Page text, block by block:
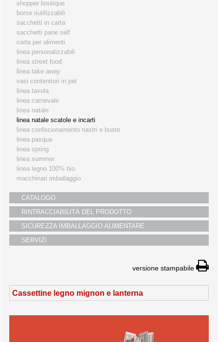
i partners
servizio clienti
fiere
shopper boutique
borse riutilizzabili
sacchetti in carta
sacchetti pane self
carta per alimenti
linea personalizzabili
linea street food
linea take away
vasi contenitori in pet
linea tavola
linea carnevale
linea natale
linea natale scatole e incarti
linea confezionamento nastri e buste
linea pasqua
linea spring
linea summer
linea legno 100% bio
macchinari imballaggio
CATALOGO
RINTRACCIABILITÀ DEL PRODOTTO
SICUREZZA IMBALLAGGIO ALIMENTARE
SERVIZI
versione stampabile
Cassettine legno mignon e lanterna